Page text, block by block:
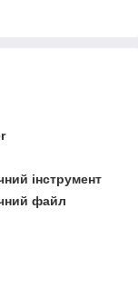
інструмент
файл